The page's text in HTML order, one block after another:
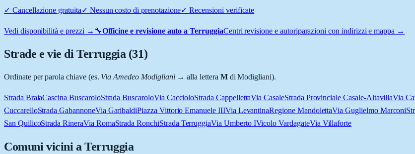
✓ Cancellazione gratuita✓ Nessun costo di prenotazione✓Recensioni verificate
Vedi disponibilità e prezzi → 🔧Officine e revisione auto aTerruggiaCentri revisione e autoriparazioni con indirizzi e mappa →
Strade e vie diTerruggia (31)
Ordinate per parola chiave (es. Via Amedeo Modigliani→ alla lettera Mdi Modigliani).
Strada BraiaCascina BuscaroloStrada BuscaroloVia CaccioloStrada CappellettaVia CasaleStrada Provinciale Casale-AltavillaVia
CuccarelloStrada GabannoneVia GaribaldiPiazza Vittorio Emanuele IIIVia LevantinaRegione MandolettaVia Guglielmo Marconi
San QuilicoStrada RineraVia RomaStrada RonchiStrada TerruggiaVia Umberto IVicolo VardagateVia Villaforte
Comuni vicini aTerruggia